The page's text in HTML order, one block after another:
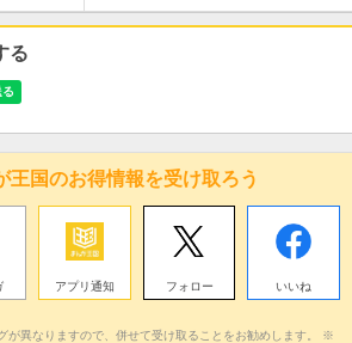
る
王国のお得情報を受け取ろう
アプリ通知 フォロー いいね
が異なりますので、併せて受け取ることをお勧めします。 ※